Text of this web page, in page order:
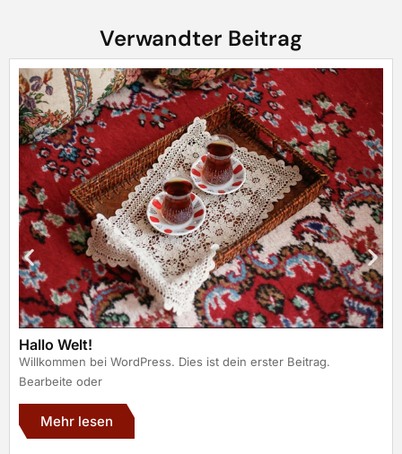
Verwandter Beitrag
Hallo Welt!
Willkommen bei WordPress. Dies ist dein erster Beitrag.
Bearbeite oder
Mehr lesen